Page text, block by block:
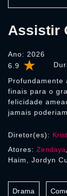
6.9
Assistir
Ano: 2026
Profundamente
finais para o
felicidade
jamais
Diretor(es):
Atores: Zendaya
Haim, Jordyn
Drama